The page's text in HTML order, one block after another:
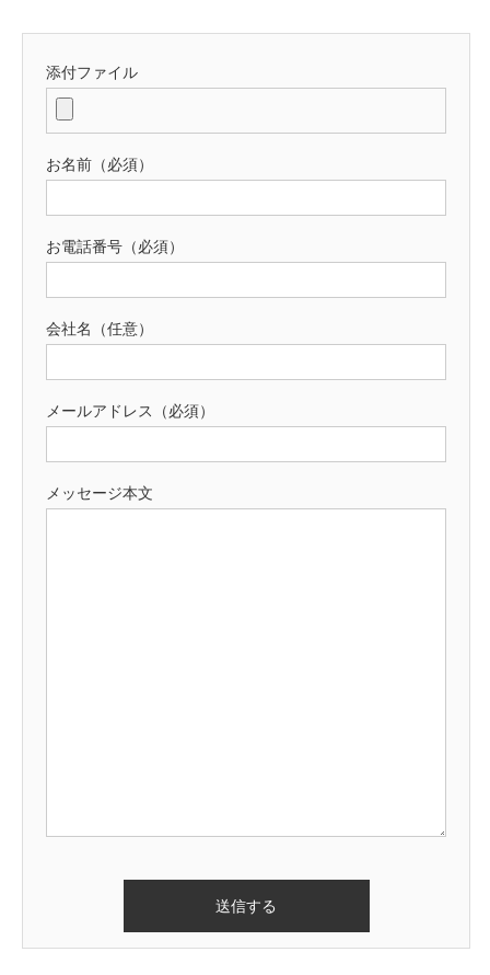
添付ファイル
お名前（必須）
お電話番号（必須）
会社名（任意）
メールアドレス（必須）
メッセージ本文